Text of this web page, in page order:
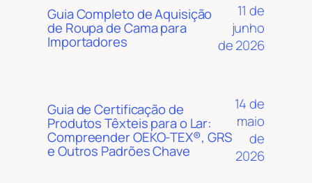
Guia Completo de Aquisição
de Roupa de Cama para
Importadores
11 de
junho
de 2026
Guia de Certificação de
Produtos Têxteis para o Lar:
Compreender OEKO-TEX®, GRS
e Outros Padrões Chave
14 de
maio
de
2026